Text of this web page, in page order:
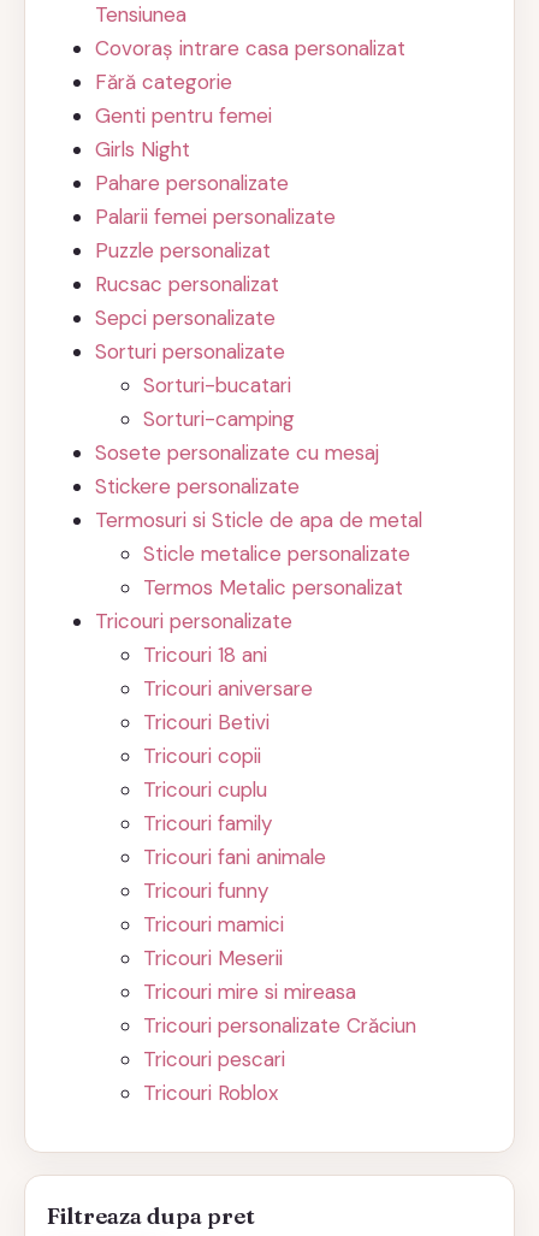
Tensiunea
Covoraș intrare casa personalizat
Fără categorie
Genti pentru femei
Girls Night
Pahare personalizate
Palarii femei personalizate
Puzzle personalizat
Rucsac personalizat
Sepci personalizate
Sorturi personalizate
Sorturi-bucatari
Sorturi-camping
Sosete personalizate cu mesaj
Stickere personalizate
Termosuri si Sticle de apa de metal
Sticle metalice personalizate
Termos Metalic personalizat
Tricouri personalizate
Tricouri 18 ani
Tricouri aniversare
Tricouri Betivi
Tricouri copii
Tricouri cuplu
Tricouri family
Tricouri fani animale
Tricouri funny
Tricouri mamici
Tricouri Meserii
Tricouri mire si mireasa
Tricouri personalizate Crăciun
Tricouri pescari
Tricouri Roblox
Filtreaza dupa pret